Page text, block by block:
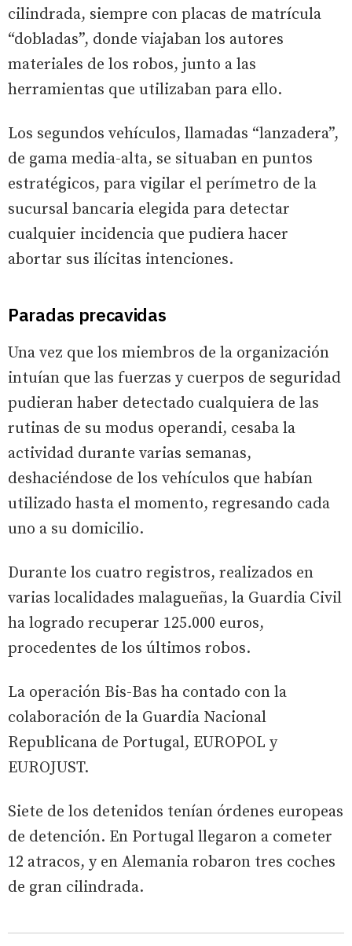
cilindrada, siempre con placas de matrícula
“dobladas”, donde viajaban los autores
materiales de los robos, junto a las
herramientas que utilizaban para ello.
Los segundos vehículos, llamadas “lanzadera”,
de gama media-alta, se situaban en puntos
estratégicos, para vigilar el perímetro de la
sucursal bancaria elegida para detectar
cualquier incidencia que pudiera hacer
abortar sus ilícitas intenciones.
Paradas precavidas
Una vez que los miembros de la organización
intuían que las fuerzas y cuerpos de seguridad
pudieran haber detectado cualquiera de las
rutinas de su modus operandi, cesaba la
actividad durante varias semanas,
deshaciéndose de los vehículos que habían
utilizado hasta el momento, regresando cada
uno a su domicilio.
Durante los cuatro registros, realizados en
varias localidades malagueñas, la Guardia Civil
ha logrado recuperar 125.000 euros,
procedentes de los últimos robos.
La operación Bis-Bas ha contado con la
colaboración de la Guardia Nacional
Republicana de Portugal, EUROPOL y
EUROJUST.
Siete de los detenidos tenían órdenes europeas
de detención. En Portugal llegaron a cometer
12 atracos, y en Alemania robaron tres coches
de gran cilindrada.